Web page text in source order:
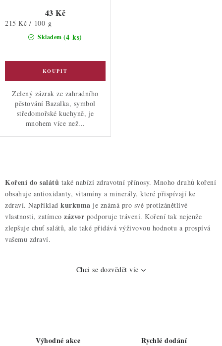
Skladem (4 ks)
43 Kč
Měrná
215 Kč / 100 g
Zelený zázrak ze zahradního
pěstování Bazalka, symbol
středomořské kuchyně, je
mnohem více než...
v
l
á
d
a
c
Koření do salátů také nabízí zdravotní přínosy. Mnoho druhů koření
obsahuje antioxidanty, vitamíny a minerály, které přispívají ke
zdraví. Například kurkuma je známá pro své protizánětlivé
vlastnosti, zatímco zázvor podporuje trávení. Koření tak nejenže
zlepšuje chuť salátů, ale také přidává výživovou hodnotu a prospívá
vašemu zdraví.
Chci se dozvědět víc
Výhodné akce Rychlé dodání